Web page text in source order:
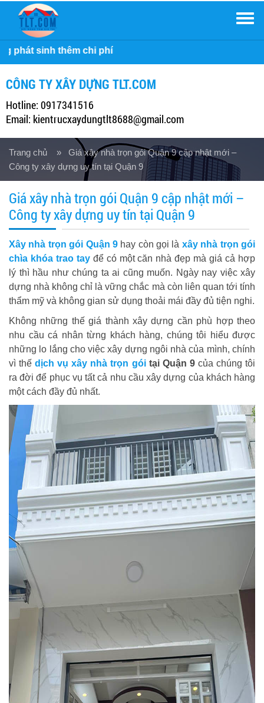
CÔNG TY XÂY DỰNG TLT.COM
Hotline: 0917341516
Email: kientrucxaydungtlt8688@gmail.com
Trang chủ » Giá xây nhà trọn gói Quận 9 cập nhật mới –
Công ty xây dựng uy tín tại Quận 9
Giá xây nhà trọn gói Quận 9 cập nhật mới –
Công ty xây dựng uy tín tại Quận 9
Xây nhà trọn gói Quận 9hay còn gọi là xây nhà trọn gói
chìa khóa trao tayđể có một căn nhà đẹp mà giá cả hợp
lý thì hầu như chúng ta ai cũng muốn. Ngày nay việc xây
dựng nhà không chỉ là vững chắc mà còn liên quan tới tính
thẩm mỹ và không gian sử dụng thoải mái đầy đủ tiện nghi.
Không những thế giá thành xây dựng cần phù hợp theo
nhu cầu cá nhân từng khách hàng, chúng tôi hiểu được
những lo lắng cho việc xây dựng ngôi nhà của mình, chính
vì thếdịch vụ xây nhà trọn góitại Quận 9của chúng tôi
ra đời để phục vụ tất cả nhu cầu xây dựng của khách hàng
một cách đầy đủ nhất.